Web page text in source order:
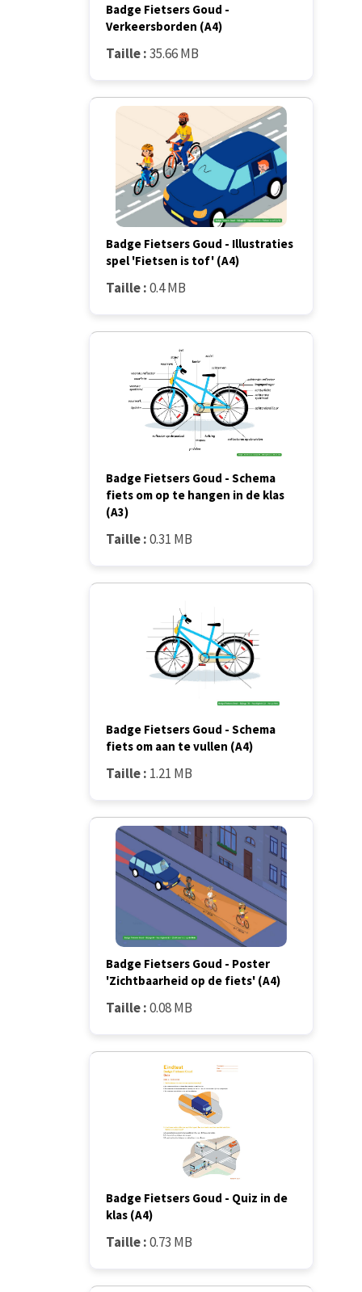
Badge Fietsers Goud -
Verkeersborden (A4)
Taille :35.66 MB
Badge Fietsers Goud - Illustraties
spel 'Fietsen is tof' (A4)
Taille :0.4 MB
Badge Fietsers Goud - Schema
fiets om op te hangen in de klas
(A3)
Taille :0.31 MB
Badge Fietsers Goud - Schema
fiets om aan te vullen (A4)
Taille : 1.21 MB
Badge Fietsers Goud - Poster
'Zichtbaarheid op de fiets' (A4)
Taille :0.08 MB
Badge Fietsers Goud - Quiz in de
klas (A4)
Taille :0.73 MB